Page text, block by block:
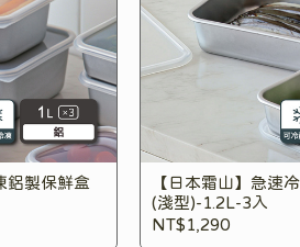
鋁製保鮮盒
【日本霜山】急速
(淺型)-1.2L-3入
NT$1,290